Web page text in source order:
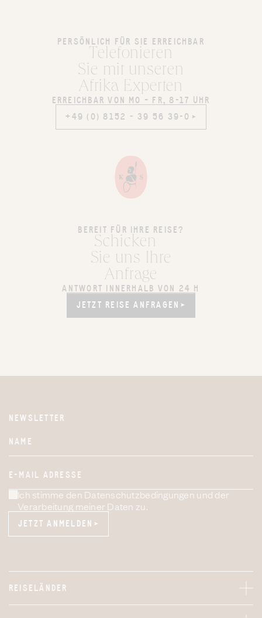
PERSÖNLICH FÜR SIE ERREICHBAR
Telefonieren
Sie mit unseren
Afrika Experten
ERREICHBAR VON MO – FR, 8-17 UHR
+49 (0) 8152 - 39 56 39-0
+49 (0) 8152 - 39 56 39-0
BEREIT FÜR IHRE REISE?
Schicken
Sie uns Ihre
Anfrage
ANTWORT INNERHALB VON 24 H
JETZT REISE ANFRAGEN
JETZT REISE ANFRAGEN
NEWSLETTER
NAME
E-MAIL ADRESSE
Ich stimme den Datenschutzbedingungen und der
Verarbeitung meiner Daten zu.
JETZT ANMELDEN
JETZT ANMELDEN
REISELÄNDER